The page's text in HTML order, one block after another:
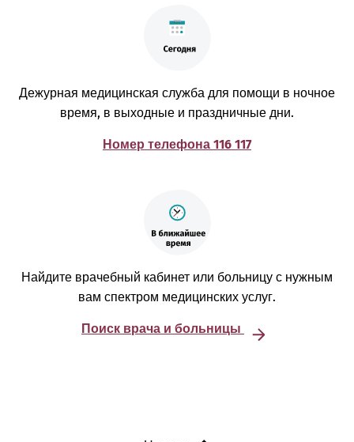
Дежурная медицинская служба для помощи в ночное
время, в выходные и праздничные дни.
Номер телефона 116 117
Найдите врачебный кабинет или больницу с нужным
вам спектром медицинских услуг.
Поиск врача и больницы